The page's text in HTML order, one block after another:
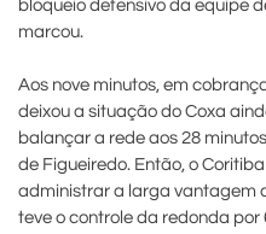
bloqueio defensivo da equipe
marcou.
Aos nove minutos, em
deixou a situação do Coxa
balançar a rede aos 28
de Figueiredo. Então, o
administrar a larga vantagem
teve o controle da redonda por